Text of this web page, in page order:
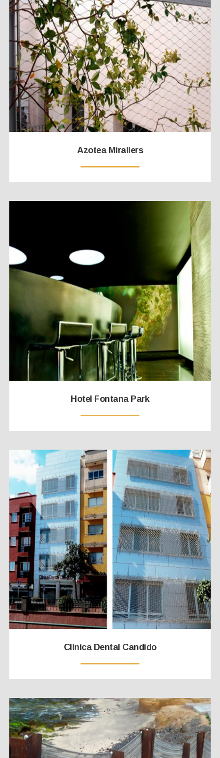
Azotea Mirallers
Hotel Fontana Park
Clínica Dental Candido